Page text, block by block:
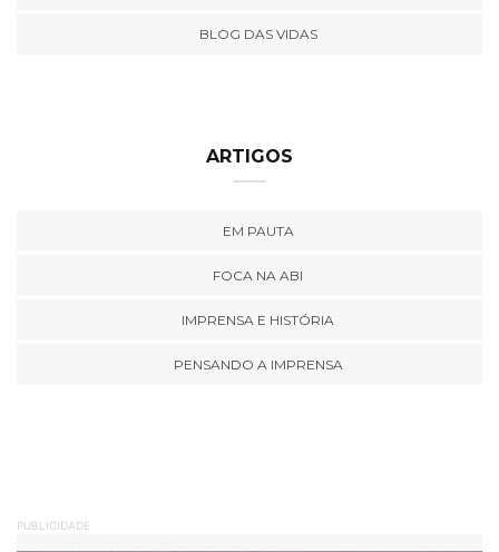
BLOG DAS VIDAS
ARTIGOS
EM PAUTA
FOCA NA ABI
IMPRENSA E HISTÓRIA
PENSANDO A IMPRENSA
PUBLICIDADE